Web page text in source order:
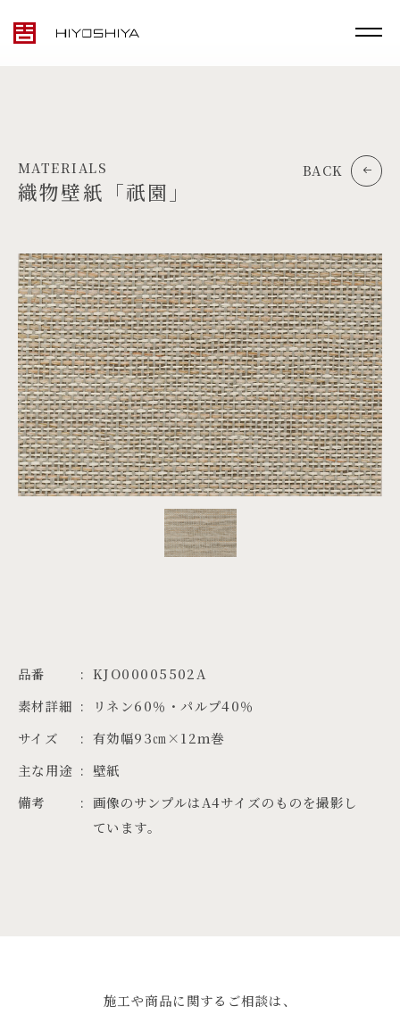
TOP
MATERIALS
PRODUCTS
ARTWORK
PROJECTS
ZH
MATERIALS
織物壁紙「祇園」
BACK
品番
KJO00005502A
素材詳細
リネン60％・パルプ40％
サイズ
有効幅93㎝×12ｍ巻
主な用途
壁紙
備考
画像のサンプルはA4サイズのものを撮影し
ています。
施工や商品に関するご相談は、